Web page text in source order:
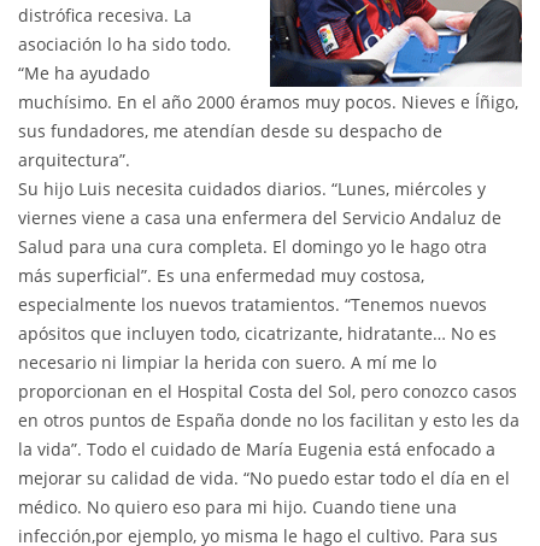
distrófica recesiva. La
asociación lo ha sido todo.
“Me ha ayudado
muchísimo. En el año 2000 éramos muy pocos. Nieves e Íñigo,
sus fundadores, me atendían desde su despacho de
arquitectura”.
Su hijo Luis necesita cuidados diarios. “Lunes, miércoles y
viernes viene a casa una enfermera del Servicio Andaluz de
Salud para una cura completa. El domingo yo le hago otra
más superficial”. Es una enfermedad muy costosa,
especialmente los nuevos tratamientos. “Tenemos nuevos
apósitos que incluyen todo, cicatrizante, hidratante… No es
necesario ni limpiar la herida con suero. A mí me lo
proporcionan en el Hospital Costa del Sol, pero conozco casos
en otros puntos de España donde no los facilitan y esto les da
la vida”. Todo el cuidado de María Eugenia está enfocado a
mejorar su calidad de vida. “No puedo estar todo el día en el
médico. No quiero eso para mi hijo. Cuando tiene una
infección,por ejemplo, yo misma le hago el cultivo. Para sus